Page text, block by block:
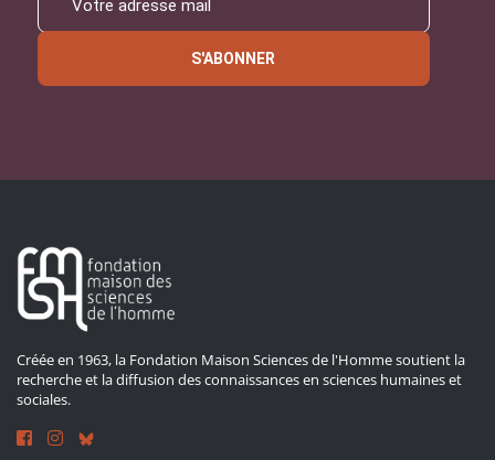
S'ABONNER
Créée en 1963, la Fondation Maison Sciences de l'Homme soutient la
recherche et la diffusion des connaissances en sciences humaines et
sociales.